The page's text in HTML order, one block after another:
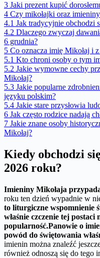
3 Jaki prezent kupić
4 Czy mikołajki oraz
4.1 Jak tradycyjnie obchodzi
4.2 Dlaczego zwyczaj
6 grudnia?
5 Co oznacza imię Mikołaj i
5.1 Kto chroni osoby o tym
5.2 Jakie wymowne cechy
Mikołaj?
5.3 Jakie popularne
języku polskim?
5.4 Jakie stare przysłowia
6 Jak często rodzice nadają
7 Jakie znane osoby
Mikołaj?
Kiedy obchodzi
2026 roku?
Imieniny Mikołaja
roku ten dzień wypadnie w
to liturgiczne wspomnienie
właśnie czczenie tej
popularność.Panowie o
powód do świętowania
imienin można znaleźć
również odnoszą się do tego